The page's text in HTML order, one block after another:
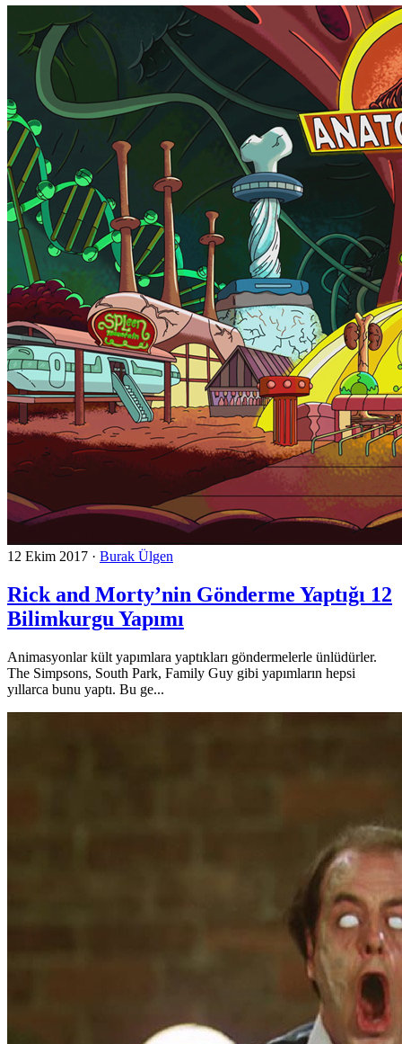
12 Ekim 2017 · Burak Ülgen
Rick and Morty’nin Gönderme Yaptığı 12
Bilimkurgu Yapımı
Animasyonlar kült yapımlara yaptıkları göndermelerle ünlüdürler.
The Simpsons, South Park, Family Guy gibi yapımların hepsi
yıllarca bunu yaptı. Bu ge...